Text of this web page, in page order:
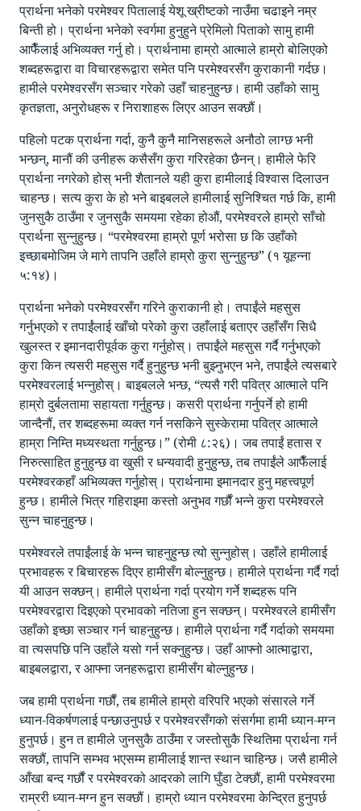
प्रार्थना भनेको परमेश्वर पितालाई येशू ख्रीष्टको नाउँमा चढाइने नम्र
बिन्ती हो। प्रार्थना भनेको स्वर्गमा हुनुहुने प्रेमिलो पिताको सामु हामी
आफैँलाई अभिव्यक्त गर्नु हो। प्रार्थनामा हाम्रो आत्माले हाम्रो बोलिएको
शब्दहरूद्वारा वा विचारहरूद्वारा समेत पनि परमेश्वरसँग कुराकानी गर्दछ।
हामीले परमेश्वरसँग सञ्चार गरेको उहाँ चाहनुहुन्छ। हामी उहाँको सामु
कृतज्ञता, अनुरोधहरू र निराशाहरू लिएर आउन सक्छौं।
पहिलो पटक प्रार्थना गर्दा, कुनै कुनै मानिसहरूले अनौठो लाग्छ भनी
भन्छन्‌, मानौं की उनीहरू कसैसँग कुरा गरिरहेका छैनन्। हामीले फेरि
प्रार्थना नगरेको होस्‌ भनी शैतानले यही कुरा हामीलाई विश्वास दिलाउन
चाहन्छ। सत्य कुरा के हो भने बाइबलले हामीलाई सुनिश्चित गर्छ कि, हामी
जुनसुकै ठाउँमा र जुनसुकै समयमा रहेका होऔं, परमेश्वरले हाम्रो साँचो
प्रार्थना सुन्नुहुन्छ। “परमेश्वरमा हाम्रो पूर्ण भरोसा छ कि उहाँको
इच्छाबमोजिम जे मागे तापनि उहाँले हाम्रो कुरा सुन्नुहुन्छ” (१ यूहन्ना
५:१४)।
प्रार्थना भनेको परमेश्वरसँग गरिने कुराकानी हो। तपाईंले महसुस
गर्नुभएको र तपाईंलाई खाँचो परेको कुरा उहाँलाई बताएर उहाँसँग सिधै
खुलस्त र इमानदारीपूर्वक कुरा गर्नुहोस्‌। तपाईंले महसुस गर्दै गर्नुभएको
कुरा किन त्यसरी महसुस गर्दै हुनुहुन्छ भनी बुझ्नुभएन भने, तपाईंले त्यसबारे
परमेश्वरलाई भन्नुहोस्‌। बाइबलले भन्छ, “त्यसै गरी पवित्र आत्माले पनि
हाम्रो दुर्बलतामा सहायता गर्नुहुन्छ। कसरी प्रार्थना गर्नुपर्ने हो हामी
जान्दैनौं, तर शब्दहरूमा व्यक्त गर्न नसकिने सुस्केरामा पवित्र आत्माले
हाम्रा निम्ति मध्यस्थता गर्नुहुन्छ।” (रोमी ८:२६)। जब तपाईं हतास र
निरुत्साहित हुनुहुन्छ वा खुसी र धन्यवादी हुनुहुन्छ, तब तपाईंले आफैँलाई
परमेश्वरकहाँ अभिव्यक्त गर्नुहोस्। प्रार्थनामा इमानदार हुनु महत्त्वपूर्ण
हुन्छ। हामीले भित्र गहिराइमा कस्तो अनुभव गर्छौं भन्ने कुरा परमेश्वरले
सुन्न चाहनुहुन्छ।
परमेश्वरले तपाईंलाई के भन्न चाहनुहुन्छ त्यो सुन्नुहोस्। उहाँले हामीलाई
प्रभावहरू र बिचारहरू दिएर हामीसँग बोल्नुहुन्छ। हामीले प्रार्थना गर्दै गर्दा
यी आउन सक्छन्‌। हामीले प्रार्थना गर्दा प्रयोग गर्ने शब्दहरू पनि
परमेश्वरद्वारा दिइएको प्रभावको नतिजा हुन सक्छन्‌। परमेश्वरले हामीसँग
उहाँको इच्छा सञ्चार गर्न चाहनुहुन्छ। हामीले प्रार्थना गर्दै गर्दाको समयमा
वा त्यसपछि पनि उहाँले यसो गर्न सक्नुहुन्छ। उहाँ आफ्नो आत्माद्वारा,
बाइबलद्वारा, र आफ्ना जनहरूद्वारा हामीसँग बोल्नुहुन्छ।
जब हामी प्रार्थना गर्छौं, तब हामीले हाम्रो वरिपरि भएको संसारले गर्ने
ध्यान-विकर्षणलाई पन्छाउनुपर्छ र परमेश्वरसँगको संसर्गमा हामी ध्यान-मग्न
हुनुपर्छ। हुन त हामीले जुनसुकै ठाउँमा र जस्तोसुकै स्थितिमा प्रार्थना गर्न
सक्छौं, तापनि सम्भव भएसम्म हामीलाई शान्त स्थान चाहिन्छ। जसै हामीले
आँखा बन्द गर्छौं र परमेश्वरको आदरको लागि घुँडा टेक्छौं, हामी परमेश्वरमा
राम्ररी ध्यान-मग्न हुन सक्छौं। हाम्रो ध्यान परमेश्वरमा केन्द्रित हुनुपर्छ